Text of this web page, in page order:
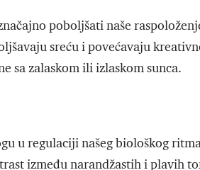
poboljšati naše
sreću i povećavaju
sa zalaskom ili izlaskom sunca.
u regulaciji našeg biološkog
između narandžastih i plavih